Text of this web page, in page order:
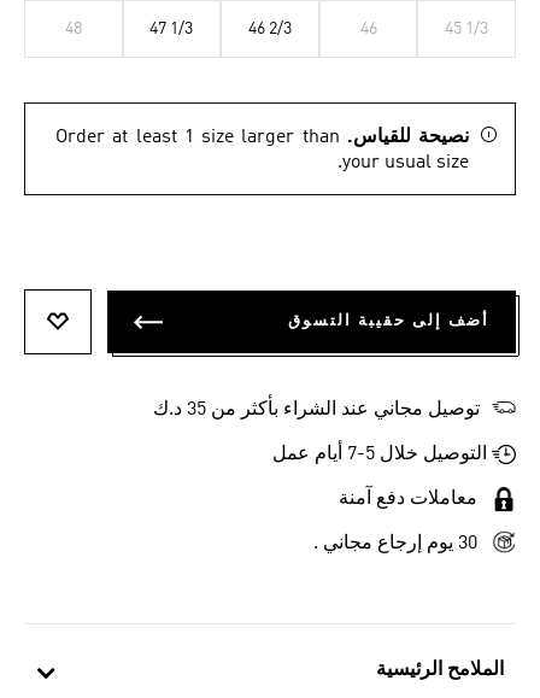
الملامح الرئيسية
45 1/3
46
46 2/3
47 1/3
48
نصيحة للقياس. Order at least 1 size larger than
your usual size.
أضف إلى حقيبة التسوق
توصيل مجاني عند الشراء بأكثر من 35 د.ك
التوصيل خلال 5-7 أيام عمل
معاملات دفع آمنة